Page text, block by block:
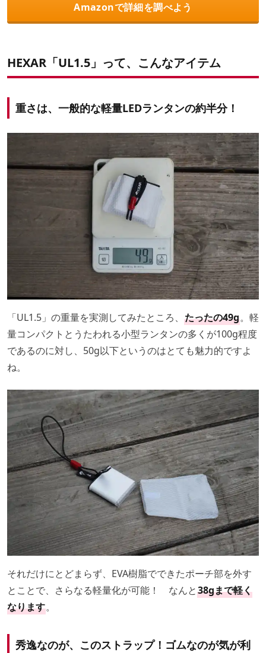
Amazonで詳細を調べよう
HEXAR「UL1.5」って、こんなアイテム
重さは、一般的な軽量LEDランタンの約半分！
「UL1.5」の重量を実測してみたところ、 たったの49g。軽
量コンパクトとうたわれる小型ランタンの多くが100g程度
であるのに対し、50g以下というのはとても魅力的ですよ
ね。
それだけにとどまらず、EVA樹脂でできたポーチ部を外す
とことで、さらなる軽量化が可能！ なんと38gまで軽く
なります。
秀逸なのが、このストラップ！ゴムなのが気が利